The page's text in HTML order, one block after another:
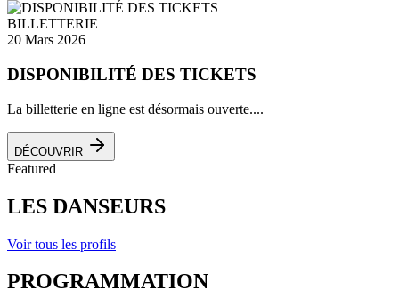
BILLETTERIE
20 Mars 2026
DISPONIBILITÉ DES TICKETS
La billetterie en ligne est désormais ouverte....
DÉCOUVRIR
Featured
LES DANSEURS
Voir tous les profils
PROGRAMMATION